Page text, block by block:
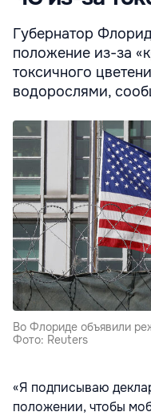
Губернатор
положение из-за
токсичного
водорослями,
Во Флориде объявили
Фото: Reuters
«Я подписываю
положении, чтобы